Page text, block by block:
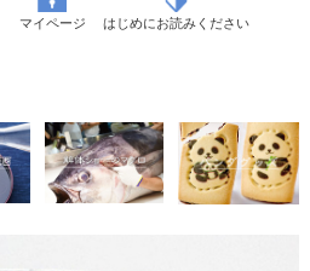
マイページ はじめにお読みください